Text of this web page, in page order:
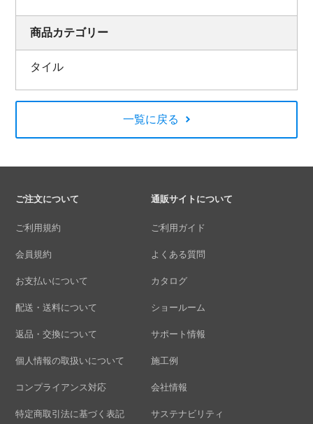
商品カテゴリー
タイル
一覧に戻る
ご注文について
ご利用規約
会員規約
お支払いについて
配送・送料について
返品・交換について
個人情報の取扱いについて
コンプライアンス対応
特定商取引法に基づく表記
通販サイトについて
ご利用ガイド
よくある質問
カタログ
ショールーム
サポート情報
施工例
会社情報
サステナビリティ